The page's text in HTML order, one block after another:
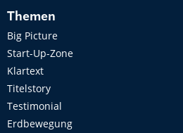
Themen
Big Picture
Start-Up-Zone
Klartext
Titelstory
Testimonial
Erdbewegung